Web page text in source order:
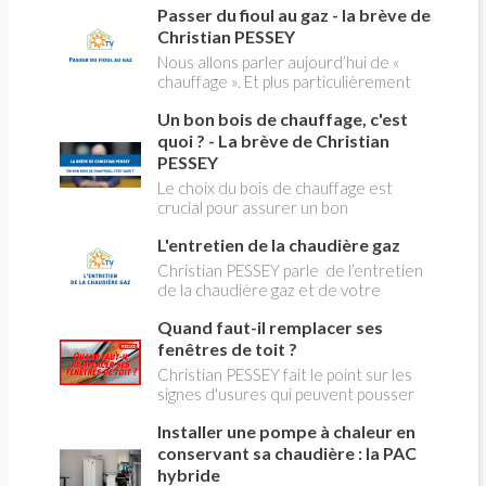
creuses" qui concerne près de 15
millions de Français !
panique, on fait le point dans notre
flash news n°3 spéciale Amiante et
ses dangers avec Christian Pessey
Passer du fioul au gaz - la brève de
Christian PESSEY
Nous allons parler aujourd’hui de «
chauffage ». Et plus particulièrement
aborder l’abandon du fioul au profit du
gaz.
Un bon bois de chauffage, c'est
quoi ? - La brève de Christian
PESSEY
Le choix du bois de chauffage est
crucial pour assurer un bon
l'impact environnemental. Mais
comment reconnaître un bois de
qualité ? Plusieurs critères entrent en
jeu : le type d'essence, le taux
d'humidité, la densité et la saison de
coupe.
L'entretien de la chaudière gaz
Christian PESSEY parle de l’entretien
de la chaudière gaz et de votre
avez un système par radiateurs ou un
plancher chauffant, qui sont alimentés
par une chaudière au gaz, vous devez
faire entretenir celle-ci une fois par
an, que vous soyez locataire ou
propriétaire occupant. C’est la même
chose pour un chauffe-bains au gaz.
C’est une obligation légale. Si vous ne
Quand faut-il remplacer ses
fenêtres de toit ?
Christian PESSEY fait le point sur les
signes d'usures qui peuvent pousser
toit. En remplaçant vos fenêtre de toit
vous ferez des économies de
chauffage et vous améliorerez le
Installer une pompe à chaleur en
conservant sa chaudière : la PAC
hybride